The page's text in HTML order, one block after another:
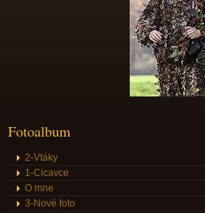
Fotoalbum
2-Vtáky
1-Cicavce
O mne
3-Nové foto